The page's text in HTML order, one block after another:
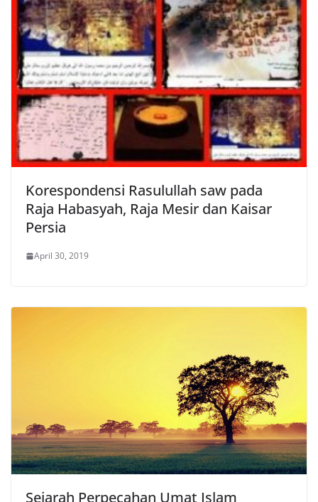
Korespondensi Rasulullah saw pada
Raja Habasyah, Raja Mesir dan Kaisar
Persia
April 30, 2019
Sejarah Perpecahan Umat Islam